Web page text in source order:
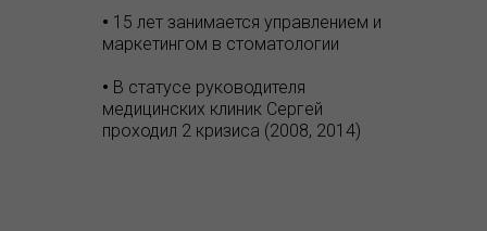
• 15 лет занимается управлением и
маркетингом в стоматологии
• В статусе руководителя
медицинских клиник Сергей
проходил 2 кризиса (2008, 2014)